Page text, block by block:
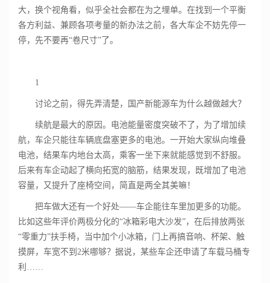
大，换个视角看，似乎全社会都在为之埋单。在找到一个平衡
各方利益、兼顾各项考量的新办法之前，各大车企不妨先停一
停，先不要再“卷尺寸”了。
1
讨论之前，得先弄清楚，国产新能源车为什么越做越大？
续航是最大的原因。电池能量密度突破不了，为了增加续
航，车企只能往车辆底盘塞更多的电池。一开始大家纵向堆叠
电池，结果车内地台太高，乘客一坐下来就能感觉到不舒服。
后来有车企动起了横向拓宽的脑筋，结果发现，既增加了电池
容量，又提升了座椅空间，简直是两全其美嘛！
把车做大还有一个好处——车企能往车里加更多的功能。
比如这些年评价两极分化的“冰箱彩电大沙发”，在后排放两张
“零重力”扶手椅，当中加个小冰箱，门上再搞音响、杯架、触
摸屏，车宽不到2米哪够？据说，某些车企还申请了车载马桶专
利……